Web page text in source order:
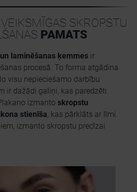
SKROPSTU
PAMATS
laminēšanas ķemmes ir
procesā. To forma atgādina
visu nepieciešamo darbību
ir dažādi galiņi, kas paredzēti
izmanto skropstu
stienīša, kas pārklāts ar līmi.
izmanto skropstu precīzai